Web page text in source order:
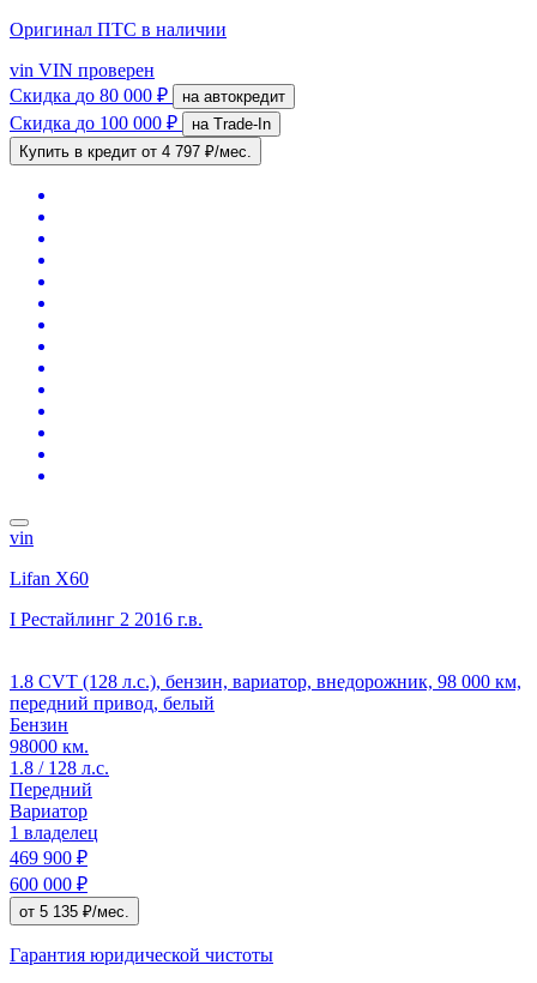
Оригинал ПТС в наличии
vin VIN проверен
Скидка до 80 000 ₽ на автокредит
Скидка до 100 000 ₽
на Trade-In
Купить в кредит от 4 797 ₽/мес.
vin
Lifan X60
I Рестайлинг 2 2016 г.в.
1.8 CVT (128 л.с.), бензин, вариатор, внедорожник, 98 000 км,
передний привод, белый
Бензин
98000 км.
1.8 / 128 л.с.
Передний
Вариатор
1 владелец
469 900 ₽
600 000 ₽
от 5 135 ₽/мес.
Гарантия юридической чистоты